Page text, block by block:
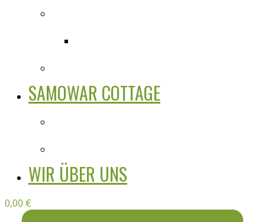
SAMOWAR COTTAGE
WIR ÜBER UNS
0,00 €